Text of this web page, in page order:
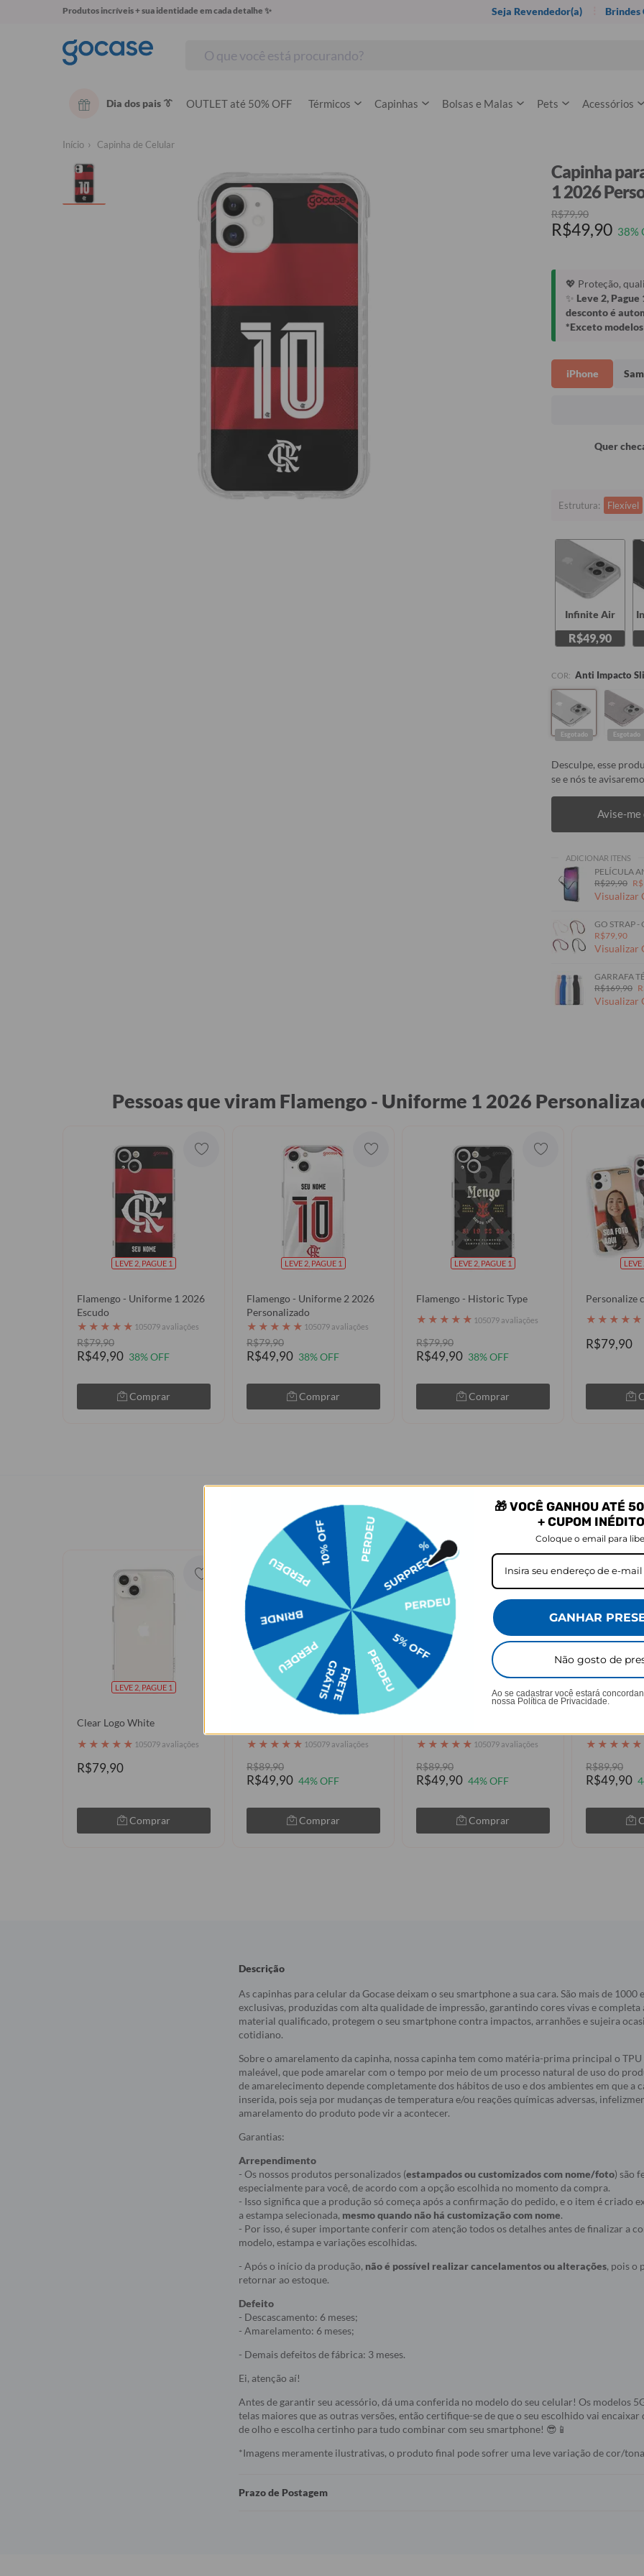
Produtos incríveis + sua identidade em cada detalhe ✨ Seja Revendedor(a)
Dia dos pais 👔 OUTLET até 50% OFF Térmicos Capinhas Bolsas e Malas Pets Acessórios
Início Capinha de Celular
Capinha
1 2026
R$79,90
R$49,90 38%
💖 Proteção,
✨ Leve 2, Pague
desconto é
*Exceto
iPhone
Quer
Estrutura: Flexível
Infinite Air
R$49,90
COR: Anti Impacto
Esgotado Esgotado
Desculpe, esse
se e nós te
Avise-
ADICIONAR ITENS
PELÍCULA
R$29,90
Visualizar
GO STRAP -
R$79,90
Visualizar
GARRAFA
R$169,90
Visualizar
Pessoas que viram Flamengo - Uniforme 1 2026
LEVE 2, PAGUE 1
Flamengo - Uniforme 1 2026
Escudo
★ ★ ★ ★ ★ 105079 avaliações
R$79,90
R$49,90 38% OFF
Comprar
LEVE 2, PAGUE 1
Flamengo - Uniforme 2 2026
Personalizado
★ ★ ★ ★ ★ 105079 avaliações
R$79,90
R$49,90 38% OFF
Comprar
LEVE 2, PAGUE 1
Flamengo - Historic Type
★ ★ ★ ★ ★ 105079 avaliações
R$79,90
R$49,90 38% OFF
Comprar
LEVE
Personalize
★ ★ ★ ★ ★
R$79,90
Os produtos mais vistos em Capinha de
LEVE 2, PAGUE 1
Clear Logo White
★ ★ ★ ★ ★ 105079 avaliações
R$79,90
Comprar
LEVE 2, PAGUE 1
★ ★ ★ ★ ★ 105079 avaliações
R$89,90
R$49,90 44% OFF
Comprar
★ ★ ★ ★ ★ 105079 avaliações
R$89,90
R$49,90 44% OFF
Comprar
★ ★ ★ ★ ★
R$89,90
R$49,90
Descrição
As capinhas para celular da Gocase deixam o seu smartphone a sua cara. São mais de 1000
exclusivas, produzidas com alta qualidade de impressão, garantindo cores vivas e completa
material qualificado, protegem o seu smartphone contra impactos, arranhões e sujeira
cotidiano.
Sobre o amarelamento da capinha, nossa capinha tem como matéria-prima principal o
maleável, que pode amarelar com o tempo por meio de um processo natural de uso do
de amarelecimento depende completamente dos hábitos de uso e dos ambientes em que a
inserida, pois seja por mudanças de temperatura e/ou reações químicas adversas,
amarelamento do produto pode vir a acontecer.
Garantias:
Arrependimento
- Os nossos produtos personalizados (estampados ou customizados com nome/foto) são
especialmente para você, de acordo com a opção escolhida no momento da compra.
- Isso significa que a produção só começa após a confirmação do pedido, e o item é criado
a estampa selecionada, mesmo quando não há customização com nome.
- Por isso, é super importante conferir com atenção todos os detalhes antes de finalizar a
modelo, estampa e variações escolhidas.
- Após o início da produção, não é possível realizar cancelamentos ou alterações, pois o
retornar ao estoque.
Defeito
- Descascamento: 6 meses;
- Amarelamento: 6 meses;
- Demais defeitos de fábrica: 3 meses.
Ei, atenção aí!
Antes de garantir seu acessório, dá uma conferida no modelo do seu celular! Os modelos
telas maiores que as outras versões, então certifique-se de que o seu escolhido vai
de olho e escolha certinho para tudo combinar com seu smartphone! 😎📱
*Imagens meramente ilustrativas, o produto final pode sofrer uma leve variação de cor/
Prazo de Postagem
🎁 VOCÊ GANHOU ATÉ
+ CUPOM
Coloque o email para
GANHAR
Não gosto de
Ao se cadastrar você estará
nossa Política de Privacidade.